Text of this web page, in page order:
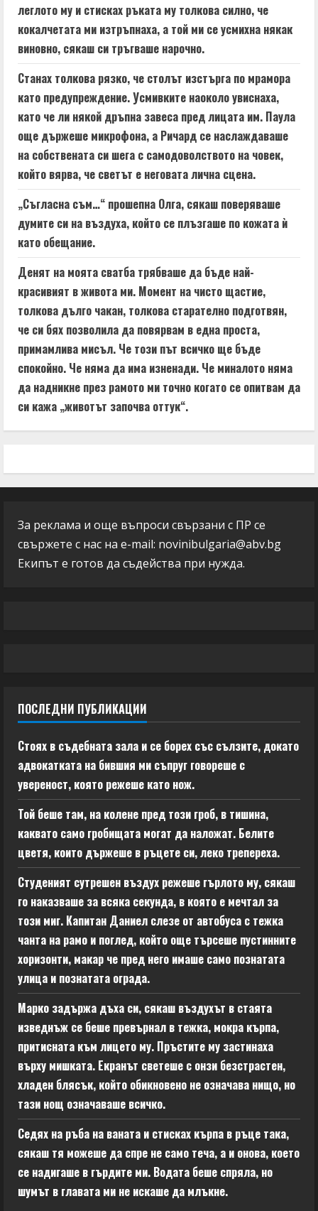
леглото му и стисках ръката му толкова силно, че
кокалчетата ми изтръпнаха, а той ми се усмихна някак
виновно, сякаш си тръгваше нарочно.
Станах толкова рязко, че столът изстърга по мрамора
като предупреждение. Усмивките наоколо увиснаха,
като че ли някой дръпна завеса пред лицата им. Паула
още държеше микрофона, а Ричард се наслаждаваше
на собствената си шега с самодоволството на човек,
който вярва, че светът е неговата лична сцена.
„Съгласна съм…“ прошепна Олга, сякаш поверяваше
думите си на въздуха, който се плъзгаше по кожата ѝ
като обещание.
Денят на моята сватба трябваше да бъде най-
красивият в живота ми. Момент на чисто щастие,
толкова дълго чакан, толкова старателно подготвян,
че си бях позволила да повярвам в една проста,
примамлива мисъл. Че този път всичко ще бъде
спокойно. Че няма да има изненади. Че миналото няма
да надникне през рамото ми точно когато се опитвам да
си кажа „животът започва оттук“.
За реклама и още въпроси свързани с ПР се
свържете с нас на e-mail: novinibulgaria@abv.bg
Екипът е готов да съдейства при нужда.
ПОСЛЕДНИ ПУБЛИКАЦИИ
Стоях в съдебната зала и се борех със сълзите, докато
адвокатката на бившия ми съпруг говореше с
увереност, която режеше като нож.
Той беше там, на колене пред този гроб, в тишина,
каквато само гробищата могат да наложат. Белите
цветя, които държеше в ръцете си, леко трепереха.
Студеният сутрешен въздух режеше гърлото му, сякаш
го наказваше за всяка секунда, в която е мечтал за
този миг. Капитан Даниел слезе от автобуса с тежка
чанта на рамо и поглед, който още търсеше пустинните
хоризонти, макар че пред него имаше само познатата
улица и познатата ограда.
Марко задържа дъха си, сякаш въздухът в стаята
изведнъж се беше превърнал в тежка, мокра кърпа,
притисната към лицето му. Пръстите му застинаха
върху мишката. Екранът светеше с онзи безстрастен,
хладен блясък, който обикновено не означава нищо, но
тази нощ означаваше всичко.
Седях на ръба на ваната и стисках кърпа в ръце така,
сякаш тя можеше да спре не само теча, а и онова, което
се надигаше в гърдите ми. Водата беше спряла, но
шумът в главата ми не искаше да млъкне.